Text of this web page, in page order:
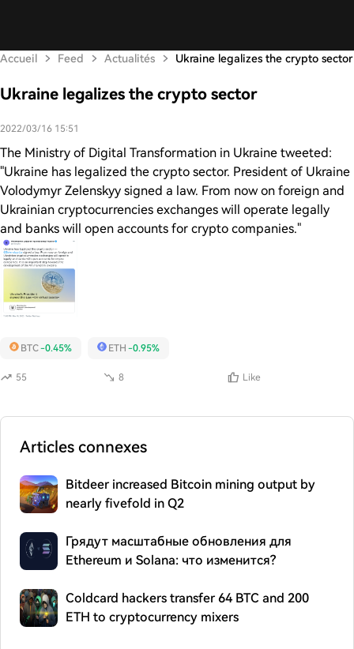
Accueil Feed Actualités Ukraine legalizes the crypto sector
Ukraine legalizes the crypto sector
2022/03/16 15:51
The Ministry of Digital Transformation in Ukraine tweeted:
"Ukraine has legalized the crypto sector. President of Ukraine
Volodymyr Zelenskyy signed a law. From now on foreign and
Ukrainian cryptocurrencies exchanges will operate legally
and banks will open accounts for crypto companies."
55 8 Like
BTC-0.45% ETH -0.95%
Articles connexes
Bitdeer increased Bitcoin mining output by
nearly fivefold in Q2
Грядут масштабные обновления для
Ethereum и Solana: что изменится?
Coldcard hackers transfer 64 BTC and 200
ETH to cryptocurrency mixers